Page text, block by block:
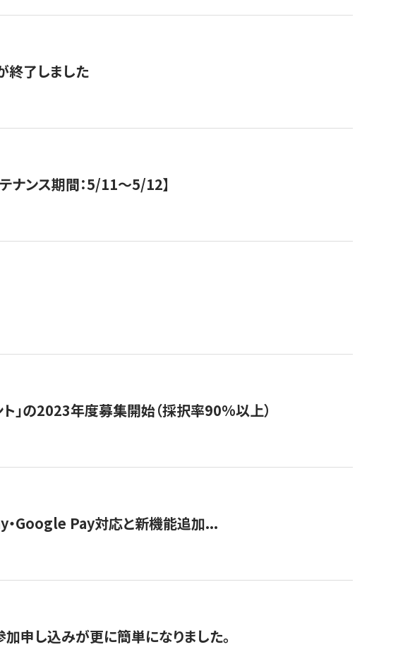
終了しました
ナンス期間：5/11～5/12】
」の2023年度募集開始（採択率90%以上）
・Google Pay対応と新機能追加...
申し込みが更に簡単になりました。